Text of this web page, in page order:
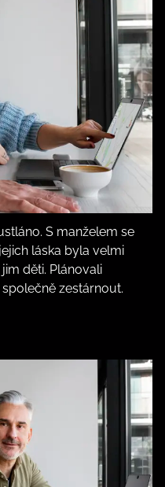
S manželem se
láska byla velmi
děti. Plánovali
zestárnout.